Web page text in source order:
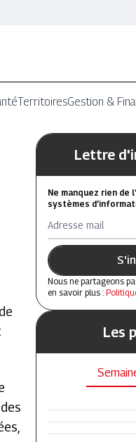
TerritoiresGestion &
Lettre
Ne manquez rien de
systèmes
Adresse mail
Nous ne partageons
en savoir plus :
Les